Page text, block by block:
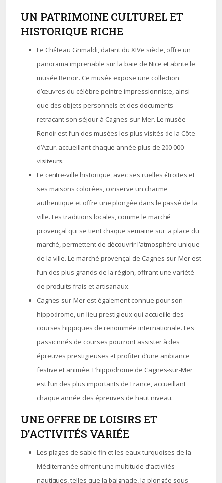
UN PATRIMOINE CULTUREL ET
HISTORIQUE RICHE
Le Château Grimaldi, datant du XIVe siècle, offre un
panorama imprenable sur la baie de Nice et abrite le
musée Renoir. Ce musée expose une collection
d’œuvres du célèbre peintre impressionniste, ainsi
que des objets personnels et des documents
retraçant son séjour à Cagnes-sur-Mer. Le musée
Renoir est l’un des musées les plus visités de la Côte
d’Azur, accueillant chaque année plus de 200 000
visiteurs.
Le centre-ville historique, avec ses ruelles étroites et
ses maisons colorées, conserve un charme
authentique et offre une plongée dans le passé de la
ville. Les traditions locales, comme le marché
provençal qui se tient chaque semaine sur la place du
marché, permettent de découvrir l’atmosphère unique
de la ville. Le marché provençal de Cagnes-sur-Mer est
l’un des plus grands de la région, offrant une variété
de produits frais et artisanaux.
Cagnes-sur-Mer est également connue pour son
hippodrome, un lieu prestigieux qui accueille des
courses hippiques de renommée internationale. Les
passionnés de courses pourront assister à des
épreuves prestigieuses et profiter d’une ambiance
festive et animée. L’hippodrome de Cagnes-sur-Mer
est l’un des plus importants de France, accueillant
chaque année des épreuves de haut niveau.
UNE OFFRE DE LOISIRS ET
D’ACTIVITÉS VARIÉE
Les plages de sable fin et les eaux turquoises de la
Méditerranée offrent une multitude d’activités
nautiques, telles que la baignade, la plongée sous-